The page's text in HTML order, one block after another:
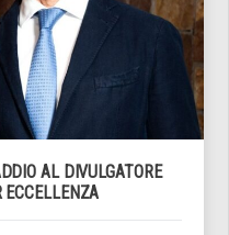
AL DIVULGATORE
ECCELLENZA